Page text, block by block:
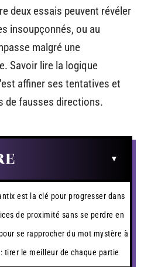
deux essais peuvent révéler
insoupçonnés, ou au
malgré une
Savoir lire la logique
affiner ses tentatives et
de fausses directions.
est la clé pour progresser dans
de proximité sans se perdre en
se rapprocher du mot mystère à
tirer le meilleur de chaque partie